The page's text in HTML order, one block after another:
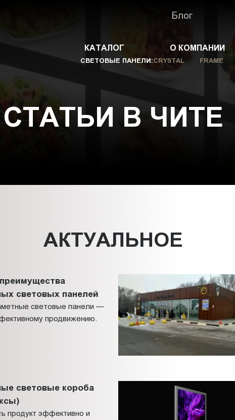
Блог
КАТАЛОГ О КОМПАНИИ
СВЕТОВЫЕ ПАНЕЛИ:CRYSTAL FRAME
СТАТЬИ В ЧИТЕ
АКТУАЛЬНОЕ
световых панелей
световые панели —
продвижению.
световые короба
продукт эффективно и